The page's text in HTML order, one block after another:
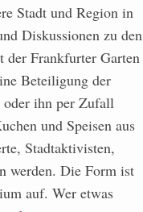
Stadt und Region in
Diskussionen zu den
der Frankfurter Garten
Beteiligung der
oder ihn per Zufall
und Speisen aus
Stadtaktivisten,
werden. Die Form ist
auf. Wer etwas